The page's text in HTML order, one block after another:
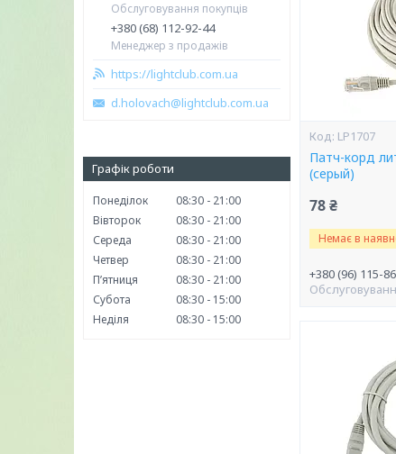
Обслуговування покупців
+380 (68) 112-92-44
Менеджер з продажів
https://lightclub.com.ua
d.holovach@lightclub.com.ua
Графік роботи
Понеділок 08:30
21:00
Вівторок
08:30
21:00
Середа
08:30
21:00
Четвер
08:30
21:00
Пʼятниця
08:30
21:00
Субота
08:30
15:00
Неділя
08:30 15:00
LP1707
Патч-корд
(серый)
78 ₴
Немає в
+380 (96) 115-